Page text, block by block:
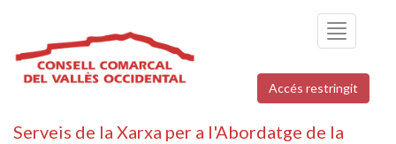
Toggle
navigation
Accés restringit
Serveis de la Xarxa per a l'Abordatge de la